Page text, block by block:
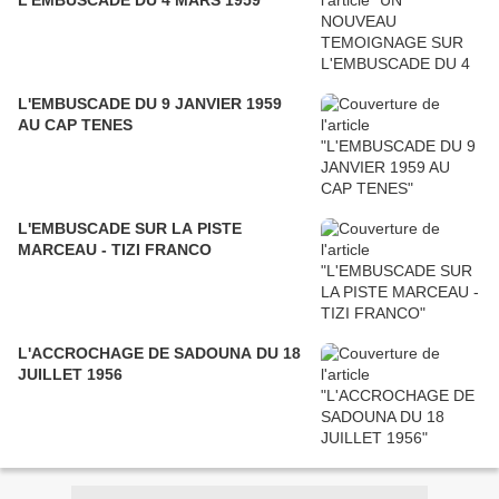
L'EMBUSCADE DU 9 JANVIER 1959
AU CAP TENES
L'EMBUSCADE SUR LA PISTE
MARCEAU - TIZI FRANCO
L'ACCROCHAGE DE SADOUNA DU 18
JUILLET 1956